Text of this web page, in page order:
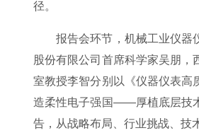
径。
报告会环节，机械工业仪器
股份有限公司首席科学家吴朋
室教授李智分别以《仪器仪表高
造柔性电子强国——厚植底层技
告，从战略布局、行业挑战、技